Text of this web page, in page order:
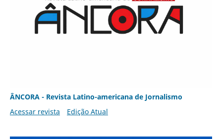
ÂNCORA - Revista Latino-americana de Jornalismo
Acessar revista
Edição Atual